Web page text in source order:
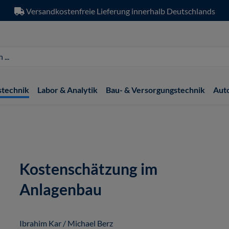
Versandkostenfreie Lieferung innerhalb Deutschlands
Labor & Analytik Bau- & Versorgungstechnik
Kostenschätzung im
Anlagenbau
Ibrahim Kar / Michael Berz